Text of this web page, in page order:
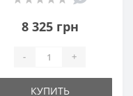
8 325 грн
- +
КУПИТЬ